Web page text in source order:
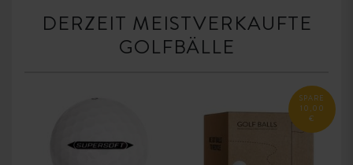
DERZEIT MEISTVERKAUFTE
GOLFBÄLLE
SPARE
10,00
€